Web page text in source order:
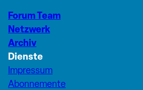
Forum Team
Netzwerk
Archiv
Dienste
Impressum
Abonnemente